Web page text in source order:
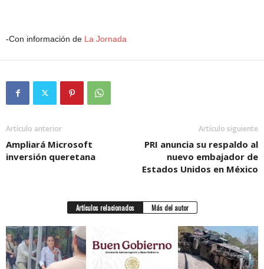
-Con información de La Jornada
Artículo anterior
Ampliará Microsoft
inversión queretana
Artículo siguiente
PRI anuncia su respaldo al
nuevo embajador de
Estados Unidos en México
Artículos relacionados Más del autor